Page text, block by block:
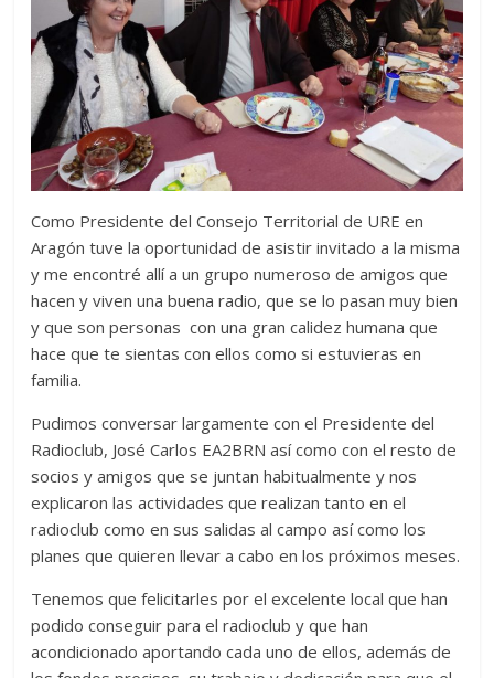
Como Presidente del Consejo Territorial de URE en
Aragón tuve la oportunidad de asistir invitado a la misma
y me encontré allí a un grupo numeroso de amigos que
hacen y viven una buena radio, que se lo pasan muy bien
y que son personas con una gran calidez humana que
hace que te sientas con ellos como si estuvieras en
familia.
Pudimos conversar largamente con el Presidente del
Radioclub, José Carlos EA2BRN así como con el resto de
socios y amigos que se juntan habitualmente y nos
explicaron las actividades que realizan tanto en el
radioclub como en sus salidas al campo así como los
planes que quieren llevar a cabo en los próximos meses.
Tenemos que felicitarles por el excelente local que han
podido conseguir para el radioclub y que han
acondicionado aportando cada uno de ellos, además de